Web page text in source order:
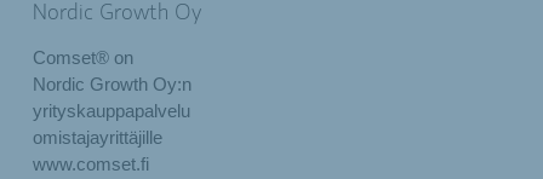
Nordic Growth Oy
Comset® on
Nordic Growth Oy:n
yrityskauppapalvelu
omistajayrittäjille
www.comset.fi